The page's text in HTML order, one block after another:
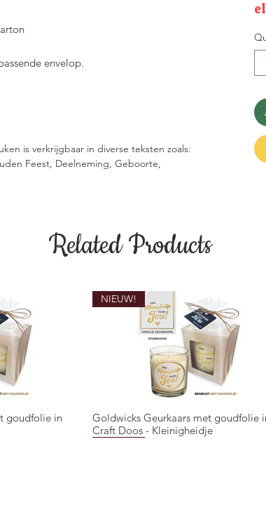
envelop.
is verkrijgbaar in diverse teksten zoals:
Feest, Deelneming, Geboorte,
Related Products
goudfolie in
Quick View
NIEUW!
Goldwicks Geurkaars met goudfolie
Craft Doos - Kleinigheidje